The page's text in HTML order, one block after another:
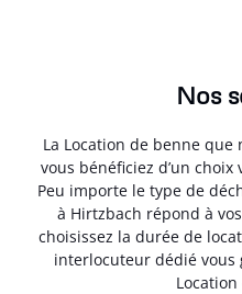
Nos
La Location de benne
vous bénéficiez d’un
Peu importe le type de
à Hirtzbach répond à
choisissez la durée de
interlocuteur dédié